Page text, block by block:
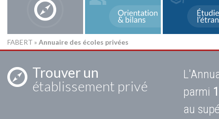
FABERT » Annuaire des écoles privées
Trouver un
établissement privé
parmi
au